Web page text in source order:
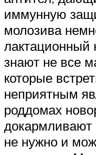
иммунную
молозива
лактационный
знают не все
которые
неприятным
роддомах
докармливают
не нужно и